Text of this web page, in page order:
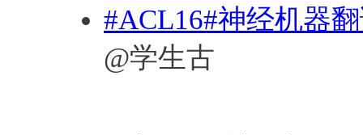
#ACL16#神经机器
@学生古